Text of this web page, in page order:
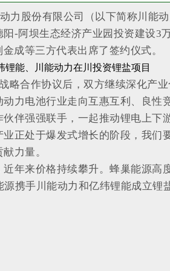
股份有限公司（以下简称川能
-阿坝生态经济产业园投资建设
成等三方代表出席了签约仪式。
合作协议后，双方继续深化产
力电池行业走向互惠互利、良
伴强强联手，一起推动锂电上下
正处于爆发式增长的阶段，我
力量。
年来价格持续攀升。蜂巢能源
携手川能动力和亿纬锂能成立